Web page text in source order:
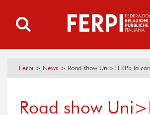
Ferpi > News > Road show Uni>FERPI: la
Road show